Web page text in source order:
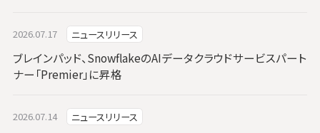
2026.07.17 ニュースリリース
ブレインパッド、SnowflakeのAIデータクラウドサービスパート
ナー「Premier」に昇格
2026.07.14 ニュースリリース